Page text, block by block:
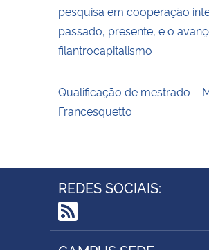
pesquisa em cooperação
passado, presente, e o
filantrocapitalismo
Qualificação de mestrado –
Francesquetto
REDES SOCIAIS:
RSS